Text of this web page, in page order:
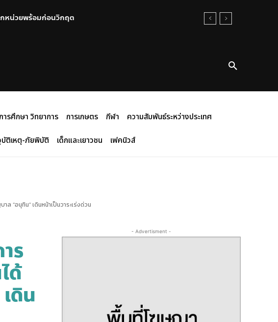
มรับมือภัยคุกคามรุนแรงสู่ภาคประชาชน
การศึกษา วิทยาการ การเกษตร กีฬา
ความสัมพันธ์ระหว่างประเทศ
ติเหตุ-ภัยพิบัติ เด็กและเยาวชน เฟคนิวส์
“อนุทิน” เดินหน้าเป็นวาระเร่งด่วน
ร
ด้
ดิน
- Advertisment -